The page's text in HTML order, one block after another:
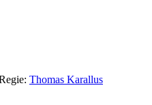
Thomas Karallus